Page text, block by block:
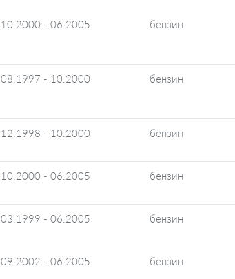
10.2000 - 06.2005 бензин
08.1997 - 10.2000 бензин
12.1998 - 10.2000 бензин
10.2000 - 06.2005 бензин
03.1999 - 06.2005 бензин
09.2002 - 06.2005 бензин